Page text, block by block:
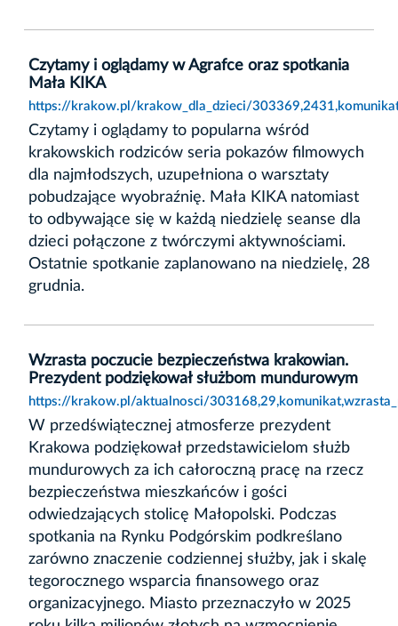
Czytamy i oglądamy w Agrafce oraz spotkania
Mała KIKA
https://krakow.pl/krakow_dla_dzieci/
Czytamy i oglądamy to popularna wśród
krakowskich rodziców seria pokazów filmowych
dla najmłodszych, uzupełniona o warsztaty
pobudzające wyobraźnię. Mała KIKA natomiast
to odbywające się w każdą niedzielę seanse dla
dzieci połączone z twórczymi aktywnościami.
Ostatnie spotkanie zaplanowano na niedzielę, 28
grudnia.
Wzrasta poczucie bezpieczeństwa krakowian.
Prezydent podziękował służbom mundurowym
https://krakow.pl/aktualnosci/
W przedświątecznej atmosferze prezydent
Krakowa podziękował przedstawicielom służb
mundurowych za ich całoroczną pracę na rzecz
bezpieczeństwa mieszkańców i gości
odwiedzających stolicę Małopolski. Podczas
spotkania na Rynku Podgórskim podkreślano
zarówno znaczenie codziennej służby, jak i skalę
tegorocznego wsparcia finansowego oraz
organizacyjnego. Miasto przeznaczyło w 2025